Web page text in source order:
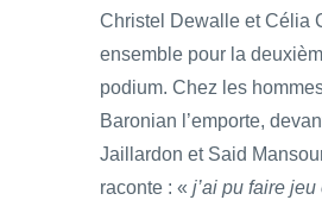
Christel Dewalle et Célia
ensemble pour la
podium. Chez les
Baronian l’emporte,
Jaillardon et Said
raconte : « j’ai pu faire